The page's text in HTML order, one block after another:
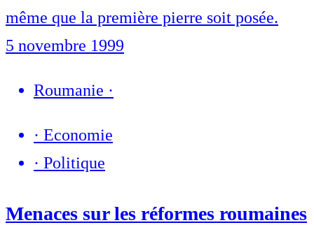
même que la première pierre soit posée.
5 novembre 1999
Roumanie ·
· Economie
· Politique
Menaces sur les réformes roumaines